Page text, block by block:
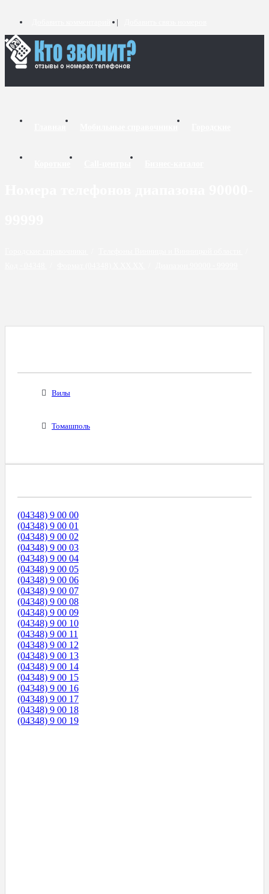
Вилы
Томашполь
(04348) 9 00 00
(04348) 9 00 01
(04348) 9 00 02
(04348) 9 00 03
(04348) 9 00 04
(04348) 9 00 05
(04348) 9 00 06
(04348) 9 00 07
(04348) 9 00 08
(04348) 9 00 09
(04348) 9 00 10
(04348) 9 00 11
(04348) 9 00 12
(04348) 9 00 13
(04348) 9 00 14
(04348) 9 00 15
(04348) 9 00 16
(04348) 9 00 17
(04348) 9 00 18
(04348) 9 00 19